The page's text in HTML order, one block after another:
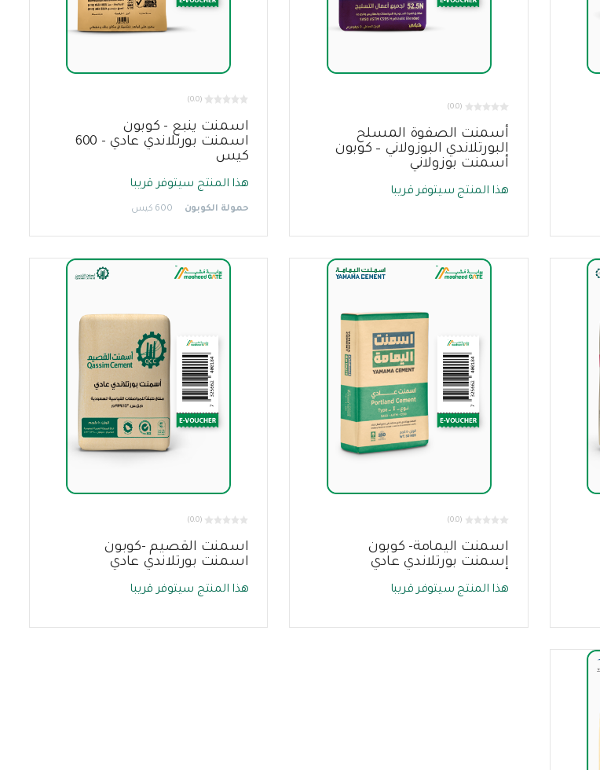
(0.0)
أسمنت الصفوة المسلح
البورتلاندي البوزولاني – كوبون
أسمنت بوزولاني
هذا المنتج سيتوفر قريبا
(0.0)
اسمنت ينبع - كوبون
اسمنت بورتلاندي عادي - 600
كيس
هذا المنتج سيتوفر قريبا
حمولة الكوبون 600 كيس
(0.0)
اسمنت اليمامة- كوبون
إسمنت بورتلاندي عادي
هذا المنتج سيتوفر قريبا
(0.0)
اسمنت القصيم -كوبون
اسمنت بورتلاندي عادي
هذا المنتج سيتوفر قريبا